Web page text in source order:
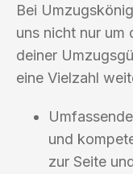
Bei
uns nicht nur um
deiner
eine Vielzahl
und
zur Seite